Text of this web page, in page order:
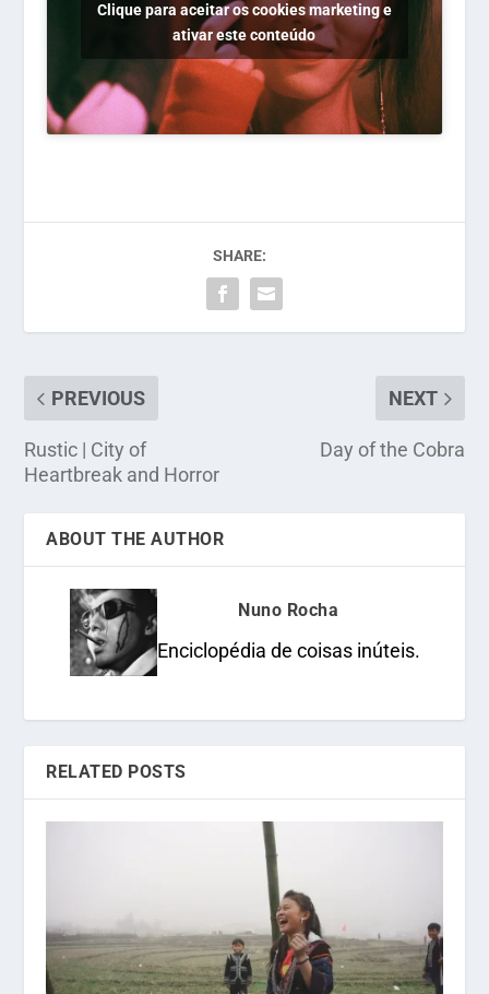
Clique para aceitar os cookies marketing e
ativar este conteúdo
SHARE:
PREVIOUS
Rustic | City of
Heartbreak and Horror
NEXT
Day of the Cobra
ABOUT THE AUTHOR
Nuno Rocha
Enciclopédia de coisas inúteis.
RELATED POSTS